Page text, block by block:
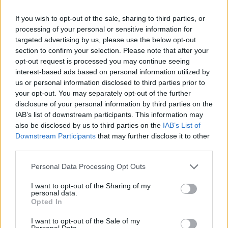
If you wish to opt-out of the sale, sharing to third parties, or
processing of your personal or sensitive information for
targeted advertising by us, please use the below opt-out
section to confirm your selection. Please note that after your
opt-out request is processed you may continue seeing
interest-based ads based on personal information utilized by
us or personal information disclosed to third parties prior to
your opt-out. You may separately opt-out of the further
disclosure of your personal information by third parties on the
IAB’s list of downstream participants. This information may
also be disclosed by us to third parties on the IAB’s List of
Downstream Participants that may further disclose it to other
Personal Data Processing Opt Outs
I want to opt-out of the Sharing of my
personal data.
Opted In
I want to opt-out of the Sale of my
notamment la production de vitamine D, de certains
hormones et la construction des membranes
cellulaires. Cependant, un déséquilibre dans les
niveaux de cholestérol peut avoir des implications
sérieuses pour la santé cardiovasculaire.
Facteurs de risque associés au cholestérol
Outre l’alcool, d’autres facteurs peuvent influencer les
niveaux de cholestérol dans le sang. Le tabac, par
exemple, est connu pour diminuer le taux de bon
cholestérol (HDL) et aggraver l’accumulation de
plaques d’athérome. De même, une alimentation
augmenter le taux de LDL, le “mauvais” cholestérol,
contribuant ainsi au risque de maladies